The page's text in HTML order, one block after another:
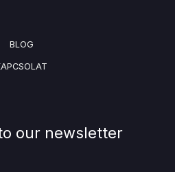
BLOG
our newsletter